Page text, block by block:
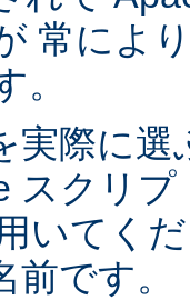
常によ
。
実際に選
スクリ
いてく
です。